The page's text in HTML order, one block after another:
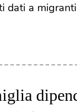
dati a